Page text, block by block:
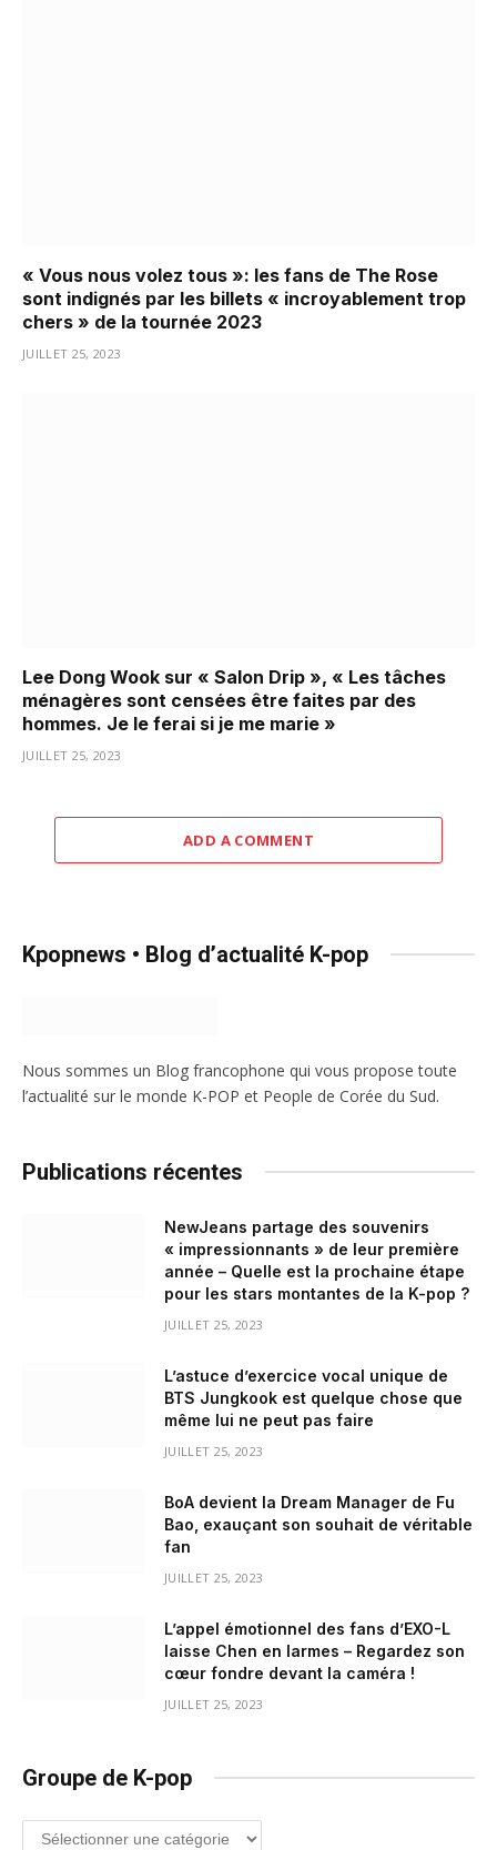
« Vous nous volez tous »: les fans de The Rose
sont indignés par les billets « incroyablement trop
chers » de la tournée 2023
JUILLET 25, 2023
Lee Dong Wook sur « Salon Drip », « Les tâches
ménagères sont censées être faites par des
hommes. Je le ferai si je me marie »
JUILLET 25, 2023
ADD A COMMENT
Kpopnews • Blog d’actualité K-pop
Nous sommes un Blog francophone qui vous propose toute
l’actualité sur le monde K-POP et People de Corée du Sud.
Publications récentes
NewJeans partage des souvenirs
« impressionnants » de leur première
année – Quelle est la prochaine étape
pour les stars montantes de la K-pop ?
JUILLET 25, 2023
L’astuce d’exercice vocal unique de
BTS Jungkook est quelque chose que
même lui ne peut pas faire
JUILLET 25, 2023
BoA devient la Dream Manager de Fu
Bao, exauçant son souhait de véritable
fan
JUILLET 25, 2023
L’appel émotionnel des fans d’EXO-L
laisse Chen en larmes – Regardez son
cœur fondre devant la caméra !
JUILLET 25, 2023
Groupe de K-pop
Groupe